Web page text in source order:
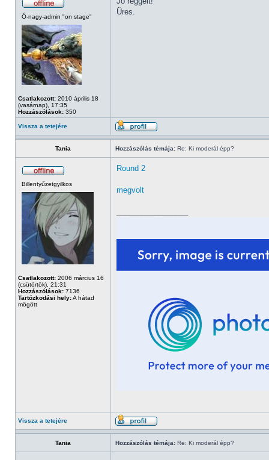
Ó-nagy-admin "on stage"
Csatlakozott: 2010 április 18
(vasárnap), 17:35
Hozzászólások: 350
Üres.
Vissza a tetejére
Tania Hozzászólás témája: Re: Ki moderál épp?
Billentyűzetgyilkos
Csatlakozott: 2006 március 16
(csütörtök), 21:31
Hozzászólások: 7136
Tartózkodási hely:A hátad
mögött
Round 2
megvolt
Vissza a tetejére
Tania Hozzászólás témája: Re: Ki moderál épp?